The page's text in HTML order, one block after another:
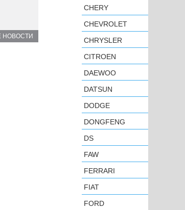
НОВОСТИ
CHERY
CHEVROLET
CHRYSLER
CITROEN
DAEWOO
DATSUN
DODGE
DONGFENG
DS
FAW
FERRARI
FIAT
FORD